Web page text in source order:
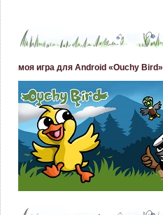
моя игра для Android «Ouchy Bird»